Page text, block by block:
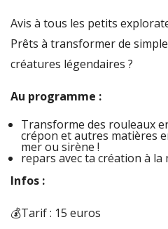
Avis à tous les petits
Prêts à transformer de
créatures légendaires ?
Au programme :
Transforme des rouleaux
crépon et autres matières
mer ou sirène !
repars avec ta création à la
Infos :
💰Tarif : 15 euros